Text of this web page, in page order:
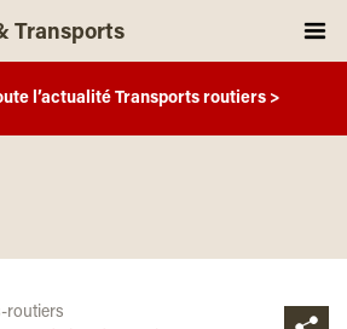
Transports
l’actualité Transports routiers >
routiers